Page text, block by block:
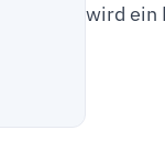
wird ein